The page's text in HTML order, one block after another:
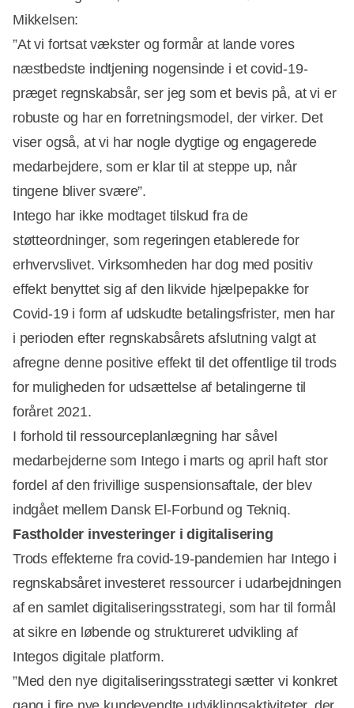
Mikkelsen:
”At vi fortsat vækster og formår at lande vores
næstbedste indtjening nogensinde i et covid-19-
præget regnskabsår, ser jeg som et bevis på, at vi er
robuste og har en forretningsmodel, der virker. Det
viser også, at vi har nogle dygtige og engagerede
medarbejdere, som er klar til at steppe up, når
tingene bliver svære”.
Intego har ikke modtaget tilskud fra de
støtteordninger, som regeringen etablerede for
erhvervslivet. Virksomheden har dog med positiv
effekt benyttet sig af den likvide hjælpepakke for
Covid-19 i form af udskudte betalingsfrister, men har
i perioden efter regnskabsårets afslutning valgt at
afregne denne positive effekt til det offentlige til trods
for muligheden for udsættelse af betalingerne til
foråret 2021.
I forhold til ressourceplanlægning har såvel
medarbejderne som Intego i marts og april haft stor
fordel af den frivillige suspensionsaftale, der blev
indgået mellem Dansk El-Forbund og Tekniq.
Fastholder investeringer i digitalisering
Trods effekterne fra covid-19-pandemien har Intego i
regnskabsåret investeret ressourcer i udarbejdningen
af en samlet digitaliseringsstrategi, som har til formål
at sikre en løbende og struktureret udvikling af
Integos digitale platform.
”Med den nye digitaliseringsstrategi sætter vi konkret